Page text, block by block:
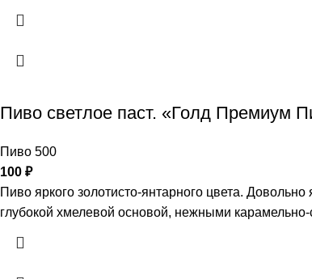
Пиво светлое паст. «Голд Премиум
Пиво 500
100 ₽
Пиво яркого золотисто-янтарного цвета.
глубокой хмелевой основой, нежными